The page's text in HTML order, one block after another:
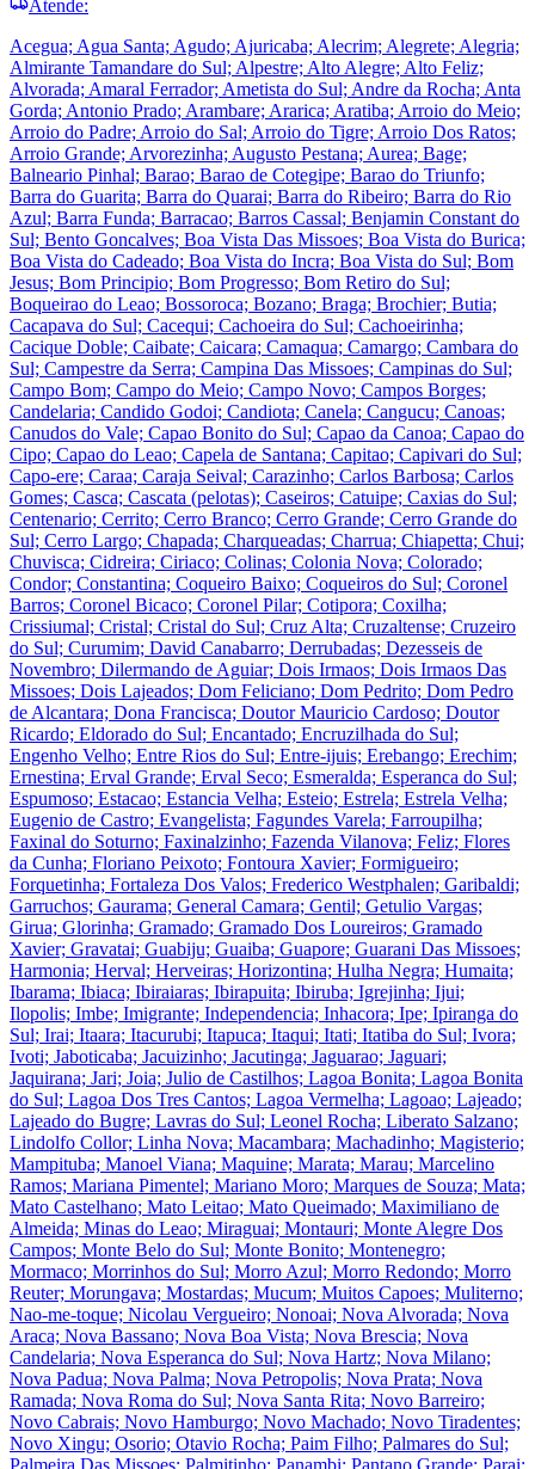
Atende:
Acegua; Agua Santa; Agudo; Ajuricaba; Alecrim; Alegrete; Alegria;
Almirante Tamandare do Sul; Alpestre; Alto Alegre; Alto Feliz;
Alvorada; Amaral Ferrador; Ametista do Sul; Andre da Rocha; Anta
Gorda; Antonio Prado; Arambare; Ararica; Aratiba; Arroio do Meio;
Arroio do Padre; Arroio do Sal; Arroio do Tigre; Arroio Dos Ratos;
Arroio Grande; Arvorezinha; Augusto Pestana; Aurea; Bage;
Balneario Pinhal; Barao; Barao de Cotegipe; Barao do Triunfo;
Barra do Guarita; Barra do Quarai; Barra do Ribeiro; Barra do Rio
Azul; Barra Funda; Barracao; Barros Cassal; Benjamin Constant do
Sul; Bento Goncalves; Boa Vista Das Missoes; Boa Vista do Burica;
Boa Vista do Cadeado; Boa Vista do Incra; Boa Vista do Sul; Bom
Jesus; Bom Principio; Bom Progresso; Bom Retiro do Sul;
Boqueirao do Leao; Bossoroca; Bozano; Braga; Brochier; Butia;
Cacapava do Sul; Cacequi; Cachoeira do Sul; Cachoeirinha;
Cacique Doble; Caibate; Caicara; Camaqua; Camargo; Cambara do
Sul; Campestre da Serra; Campina Das Missoes; Campinas do Sul;
Campo Bom; Campo do Meio; Campo Novo; Campos Borges;
Candelaria; Candido Godoi; Candiota; Canela; Cangucu; Canoas;
Canudos do Vale; Capao Bonito do Sul; Capao da Canoa; Capao do
Cipo; Capao do Leao; Capela de Santana; Capitao; Capivari do Sul;
Capo-ere; Caraa; Caraja Seival; Carazinho; Carlos Barbosa; Carlos
Gomes; Casca; Cascata (pelotas); Caseiros; Catuipe; Caxias do Sul;
Centenario; Cerrito; Cerro Branco; Cerro Grande; Cerro Grande do
Sul; Cerro Largo; Chapada; Charqueadas; Charrua; Chiapetta; Chui;
Chuvisca; Cidreira; Ciriaco; Colinas; Colonia Nova; Colorado;
Condor; Constantina; Coqueiro Baixo; Coqueiros do Sul; Coronel
Barros; Coronel Bicaco; Coronel Pilar; Cotipora; Coxilha;
Crissiumal; Cristal; Cristal do Sul; Cruz Alta; Cruzaltense; Cruzeiro
do Sul; Curumim; David Canabarro; Derrubadas; Dezesseis de
Novembro; Dilermando de Aguiar; Dois Irmaos; Dois Irmaos Das
Missoes; Dois Lajeados; Dom Feliciano; Dom Pedrito; Dom Pedro
de Alcantara; Dona Francisca; Doutor Mauricio Cardoso; Doutor
Ricardo; Eldorado do Sul; Encantado; Encruzilhada do Sul;
Engenho Velho; Entre Rios do Sul; Entre-ijuis; Erebango; Erechim;
Ernestina; Erval Grande; Erval Seco; Esmeralda; Esperanca do Sul;
Espumoso; Estacao; Estancia Velha; Esteio; Estrela; Estrela Velha;
Eugenio de Castro; Evangelista; Fagundes Varela; Farroupilha;
Faxinal do Soturno; Faxinalzinho; Fazenda Vilanova; Feliz; Flores
da Cunha; Floriano Peixoto; Fontoura Xavier; Formigueiro;
Forquetinha; Fortaleza Dos Valos; Frederico Westphalen; Garibaldi;
Garruchos; Gaurama; General Camara; Gentil; Getulio Vargas;
Girua; Glorinha; Gramado; Gramado Dos Loureiros; Gramado
Xavier; Gravatai; Guabiju; Guaiba; Guapore; Guarani Das Missoes;
Harmonia; Herval; Herveiras; Horizontina; Hulha Negra; Humaita;
Ibarama; Ibiaca; Ibiraiaras; Ibirapuita; Ibiruba; Igrejinha; Ijui;
Ilopolis; Imbe; Imigrante; Independencia; Inhacora; Ipe; Ipiranga do
Sul; Irai; Itaara; Itacurubi; Itapuca; Itaqui; Itati; Itatiba do Sul; Ivora;
Ivoti; Jaboticaba; Jacuizinho; Jacutinga; Jaguarao; Jaguari;
Jaquirana; Jari; Joia; Julio de Castilhos; Lagoa Bonita; Lagoa Bonita
do Sul; Lagoa Dos Tres Cantos; Lagoa Vermelha; Lagoao; Lajeado;
Lajeado do Bugre; Lavras do Sul; Leonel Rocha; Liberato Salzano;
Lindolfo Collor; Linha Nova; Macambara; Machadinho; Magisterio;
Mampituba; Manoel Viana; Maquine; Marata; Marau; Marcelino
Ramos; Mariana Pimentel; Mariano Moro; Marques de Souza; Mata;
Mato Castelhano; Mato Leitao; Mato Queimado; Maximiliano de
Almeida; Minas do Leao; Miraguai; Montauri; Monte Alegre Dos
Campos; Monte Belo do Sul; Monte Bonito; Montenegro;
Mormaco; Morrinhos do Sul; Morro Azul; Morro Redondo; Morro
Reuter; Morungava; Mostardas; Mucum; Muitos Capoes; Muliterno;
Nao-me-toque; Nicolau Vergueiro; Nonoai; Nova Alvorada; Nova
Araca; Nova Bassano; Nova Boa Vista; Nova Brescia; Nova
Candelaria; Nova Esperanca do Sul; Nova Hartz; Nova Milano;
Nova Padua; Nova Palma; Nova Petropolis; Nova Prata; Nova
Ramada; Nova Roma do Sul; Nova Santa Rita; Novo Barreiro;
Novo Cabrais; Novo Hamburgo; Novo Machado; Novo Tiradentes;
Novo Xingu; Osorio; Otavio Rocha; Paim Filho; Palmares do Sul;
Palmeira Das Missoes; Palmitinho; Panambi; Pantano Grande; Parai;